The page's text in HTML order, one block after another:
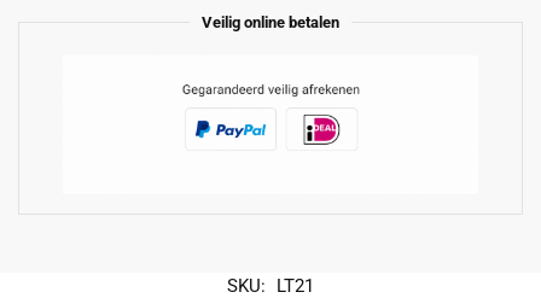
Veilig online betalen
SKU:
LT21